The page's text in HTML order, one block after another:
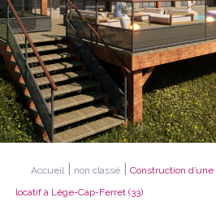
Accueil| non classé
Construction
locatif à Lège-Cap-Ferret (33)